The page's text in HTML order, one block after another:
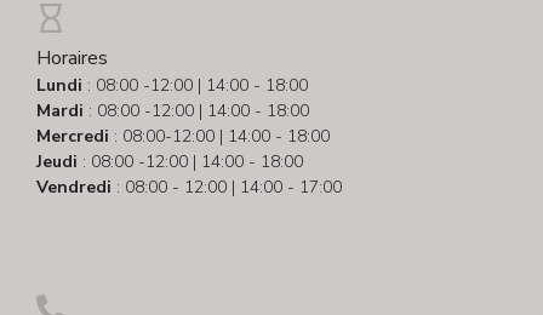
Horaires
Lundi : 08:00 -12:00 | 14:00 - 18:00
Mardi : 08:00 -12:00 | 14:00 - 18:00
Mercredi : 08:00-12:00 | 14:00 - 18:00
Jeudi : 08:00 -12:00 | 14:00 - 18:00
Vendredi : 08:00 - 12:00 | 14:00 - 17:00